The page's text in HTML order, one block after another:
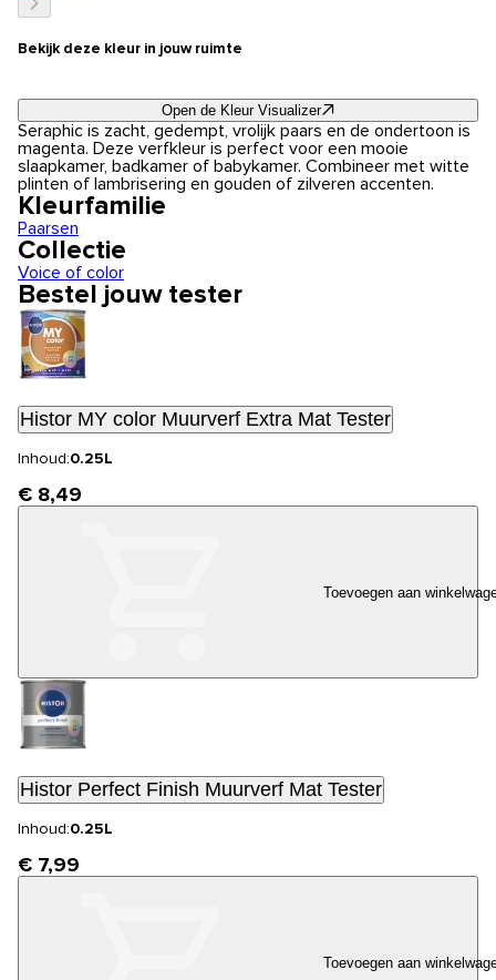
Bekijk deze kleur in jouw ruimte
Open de Kleur Visualizer
Seraphic is zacht, gedempt, vrolijk paars en de ondertoon is
magenta. Deze verfkleur is perfect voor een mooie
slaapkamer, badkamer of babykamer. Combineer met witte
plinten of lambrisering en gouden of zilveren accenten.
Kleurfamilie
Paarsen
Collectie
Voice of color
Bestel jouw tester
Histor MY color Muurverf Extra Mat Tester
Inhoud:0.25L
€ 8,49
Toevoegen aan
Histor Perfect Finish Muurverf Mat Tester
Inhoud:0.25L
€ 7,99
Toevoegen aan